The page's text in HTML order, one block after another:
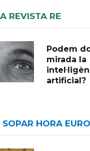
REVISTA RE
Podem
mirada la
artificial?
SOPAR HORA